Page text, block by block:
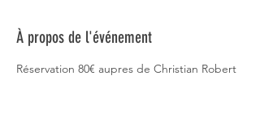
À propos de l'événement
Réservation 80€ aupres de Christian Robert